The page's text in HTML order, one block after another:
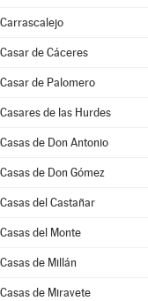
Carrascalejo
Casar de Cáceres
Casar de Palomero
Casares de las Hurdes
Casas de Don Antonio
Casas de Don Gómez
Casas del Castañar
Casas del Monte
Casas de Millán
Casas de Miravete